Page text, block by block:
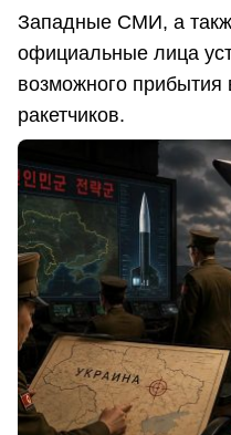
Западные СМИ, а
официальные лица
возможного прибытия
ракетчиков.